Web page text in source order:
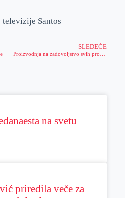
Santos
SLEDEĆE
na svetu
priredila veče za